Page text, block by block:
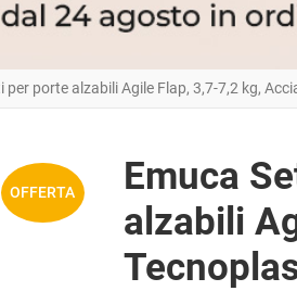
per porte alzabili Agile Flap, 3,7-7,2 kg,
OFFERTA
Emuca
alzabili